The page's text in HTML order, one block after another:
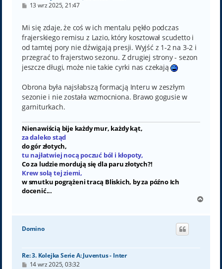
P
t
13 wrz 2025, 21:47
Mi się zdaje, że coś w ich mentalu pękło podczas
frajerskiego remisu z Lazio, który kosztował scudetto i
od tamtej pory nie dźwigają presji. Wyjść z 1-2 na 3-2 i
przegrać to frajerstwo sezonu. Z drugiej strony - sezon
jeszcze długi, może nie takie cyrki nas czekają
Obrona była najsłabszą formacją Interu w zeszłym
sezonie i nie została wzmocniona. Brawo gogusie w
garniturkach.
Nienawiścią bije każdy mur, każdy kąt,
za daleko stąd
do gór złotych,
tu najłatwiej nocą poczuć ból i kłopoty,
Co za ludzie mordują się dla paru złotych?!
Krew solą tej ziemi,
w smutku pogrążeni tracą Bliskich, by za późno Ich
docenić...
g
Domino
Re: 3. Kolejka Serie A: Juventus - Inter
P14 wrz 2025, 03:32